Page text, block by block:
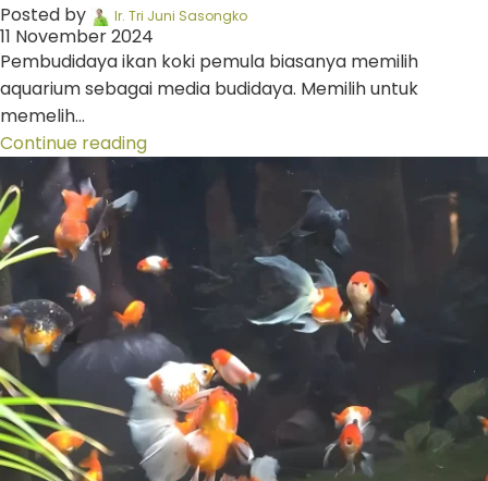
Posted by Ir. Tri Juni Sasongko
11 November 2024
Pembudidaya ikan koki pemula biasanya memilih
aquarium sebagai media budidaya. Memilih untuk
memelih...
Continue reading